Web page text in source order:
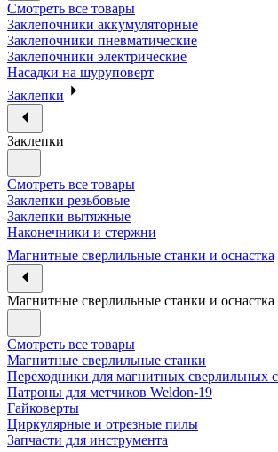
Смотреть все товары
Заклепочники аккумуляторные
Заклепочники пневматические
Заклепочники электрические
Насадки на шуруповерт
Заклепки
Заклепки
Смотреть все товары
Заклепки резьбовые
Заклепки вытяжные
Наконечники и стержни
Магнитные сверлильные станки и оснастка
Магнитные сверлильные станки и оснастка
Смотреть все товары
Магнитные сверлильные станки
Переходники для магнитных сверлильных
Патроны для метчиков Weldon-19
Гайковерты
Циркулярные и отрезные пилы
Запчасти для инструмента